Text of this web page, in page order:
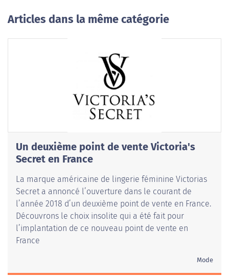
Articles dans la même catégorie
Un deuxième point de vente Victoria's
Secret en France
La marque américaine de lingerie féminine Victorias
Secret a annoncé l’ouverture dans le courant de
l’année 2018 d’un deuxième point de vente en France.
Découvrons le choix insolite qui a été fait pour
l’implantation de ce nouveau point de vente en
France
Mode